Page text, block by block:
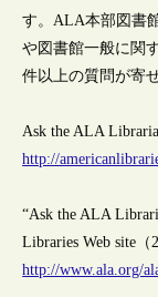
す。ALA本部図書
や図書館一般に関
件以上の質問が寄
Ask the ALA
http://
“Ask the ALA
Libraries Web site（
http://www.ala.org/